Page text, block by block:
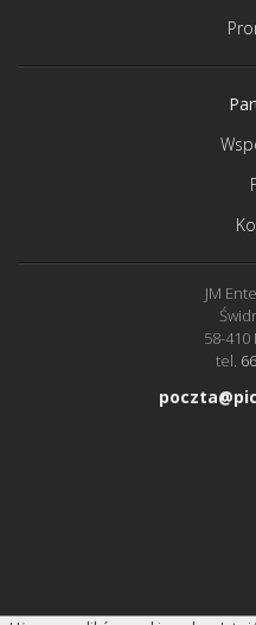
JM
58-
tel.